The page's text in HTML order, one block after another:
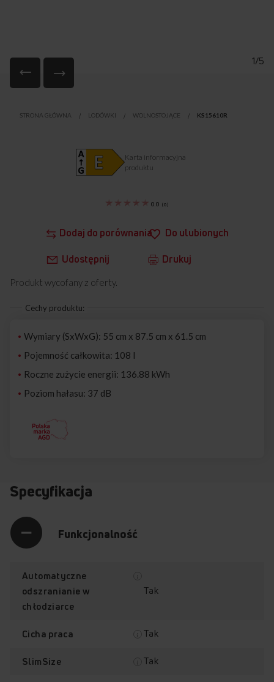
1/5
początek
STRONA GŁÓWNA LODÓWKI WOLNOSTOJĄCE KS15610R
Dodaj do porównania Do ulubionych
Udostępnij Drukuj
0.0 (0)
Karta informacyjna
produktu
Produkt wycofany z oferty.
Cechy produktu:
Wymiary (SxWxG): 55 cm x 87.5 cm x 61.5 cm
Pojemność całkowita: 108 l
Roczne zużycie energii: 136.88 kWh
Poziom hałasu: 37 dB
Specyfikacja
Funkcjonalność
Automatyczne
odszranianie w
chłodziarce
Tak
Cicha praca Tak
SlimSize Tak